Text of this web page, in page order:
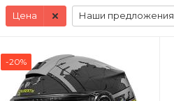
Цена Наши предложения
-20%